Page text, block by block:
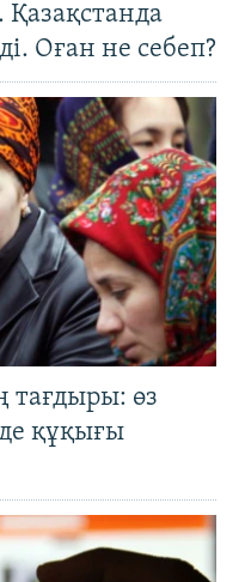
Оған не себеп?
тағдыры: өз
құқығы